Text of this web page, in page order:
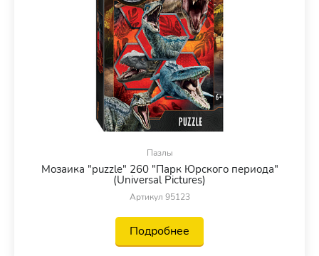
Пазлы
Мозаика "puzzle" 260 "Парк Юрского периода"
(Universal Pictures)
Артикул 95123
Подробнее